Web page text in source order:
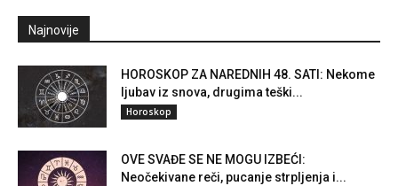
Najnovije
HOROSKOP ZA NAREDNIH 48. SATI: Nekome
ljubav iz snova, drugima teški...
Horoskop
OVE SVAĐE SE NE MOGU IZBEĆI:
Neočekivane reči, pucanje strpljenja i...